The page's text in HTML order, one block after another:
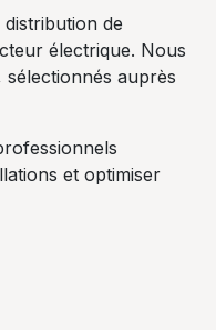
de
électrique. Nous
auprès
et optimiser